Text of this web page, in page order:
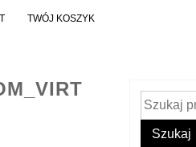
TWÓJ KOSZYK
Szukaj:
Szukaj